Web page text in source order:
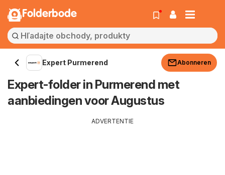
Folderbode
Expert Purmerend Abonneren
Expert-folder in Purmerend met
aanbiedingen voor Augustus
ADVERTENTIE